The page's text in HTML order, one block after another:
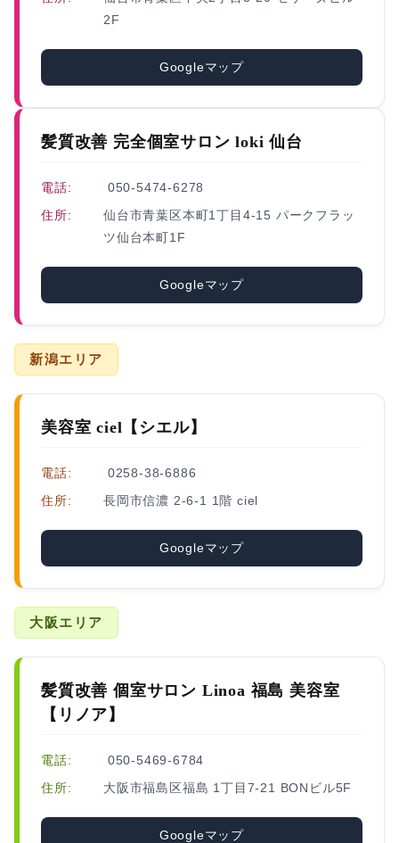
2F
Googleマップ
髪質改善 完全個室サロン loki 仙台
電話:
050-5474-6278
住所:
仙台市青葉区本町1丁目4-15 パークフラッ
ツ仙台本町1F
Googleマップ
新潟エリア
美容室 ciel【シエル】
電話:
0258-38-6886
住所:
長岡市信濃 2-6-1 1階 ciel
Googleマップ
大阪エリア
髪質改善 個室サロン Linoa 福島 美容室
【リノア】
電話:
050-5469-6784
住所:
大阪市福島区福島 1丁目7-21 BONビル5F
Googleマップ